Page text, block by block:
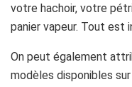
votre hachoir, votre
panier vapeur. Tout est
On peut également
modèles disponibles